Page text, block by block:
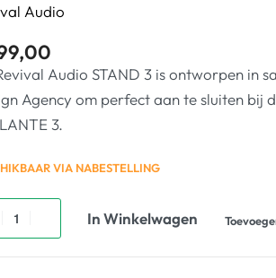
Audio
Audio STAND 3 is ontworpen in
Agency om perfect aan te sluiten bij
3.
VIA NABESTELLING
In Winkelwagen